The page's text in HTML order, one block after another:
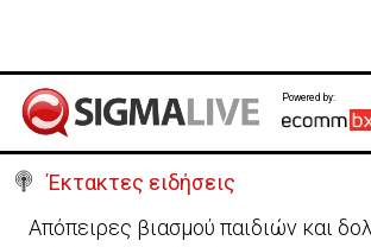
Powered by:
Έκτακτες ειδήσεις
Μεγάλο πακέτο όπλων από Τουρκία